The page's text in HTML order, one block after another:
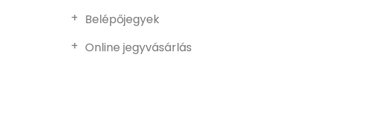
Belépőjegyek
Online jegyvásárlás